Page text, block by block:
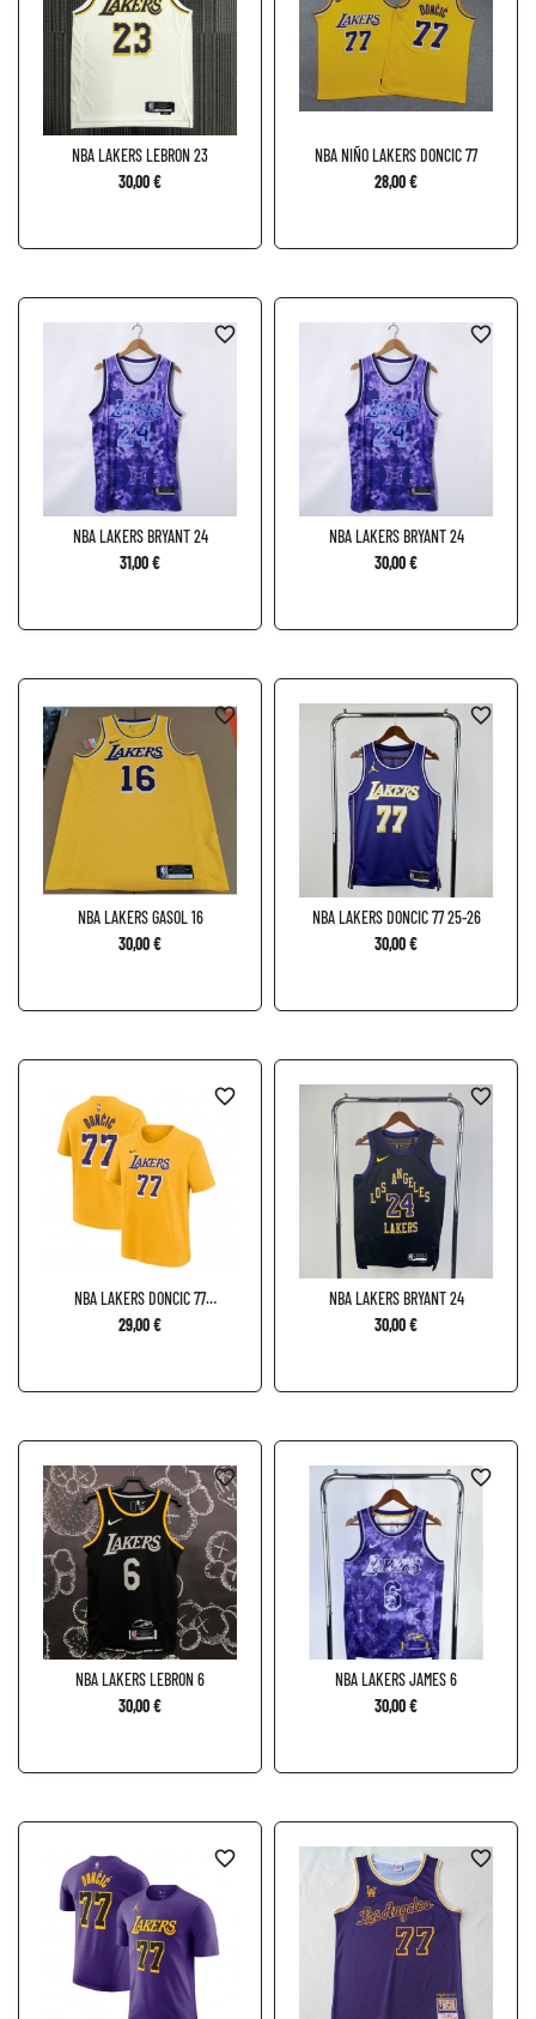
NBA LAKERS LEBRON 23
30,00 €
NBA NIÑO LAKERS DONCIC 77
28,00 €
NBA LAKERS BRYANT 24
31,00 €
favorite_border
NBA LAKERS BRYANT 24
30,00 €
favorite_border
NBA LAKERS GASOL 16
30,00 €
favorite_border
NBA LAKERS DONCIC 77 25-26
30,00 €
favorite_border
NBA LAKERS DONCIC 77
CAMISETA
29,00 €
favorite_border
NBA LAKERS BRYANT 24
30,00 €
favorite_border
NBA LAKERS LEBRON 6
30,00 €
favorite_border
NBA LAKERS JAMES 6
30,00 €
favorite_border
favorite_border favorite_border